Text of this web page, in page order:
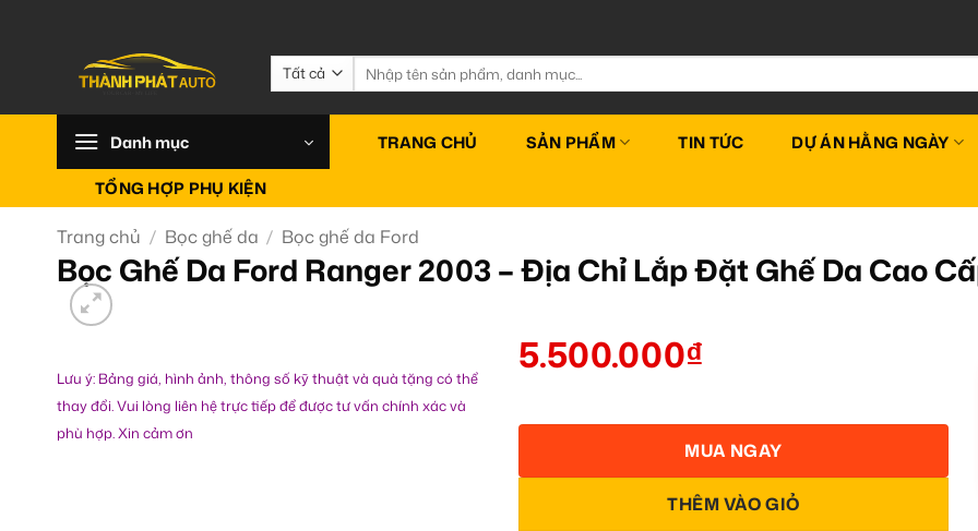
Tìm
kiếm:
Danh mục TRANG CHỦ SẢN PHẨM TIN TỨC DỰ ÁN HẰNG NGÀY
TỔNG HỢP PHỤ KIỆN
Trang chủ / Bọc ghế da / Bọc ghế da Ford
Bọc Ghế Da Ford Ranger 2003 – Địa Chỉ Lắp Đặt Ghế Da Cao
Lưu ý: Bảng giá, hình ảnh, thông số kỹ thuật và quà tặng có thể
thay đổi. Vui lòng liên hệ trực tiếp để được tư vấn chính xác và
phù hợp. Xin cảm ơn
5.500.000₫
THÊM VÀO GIỎ
MUA NGAY